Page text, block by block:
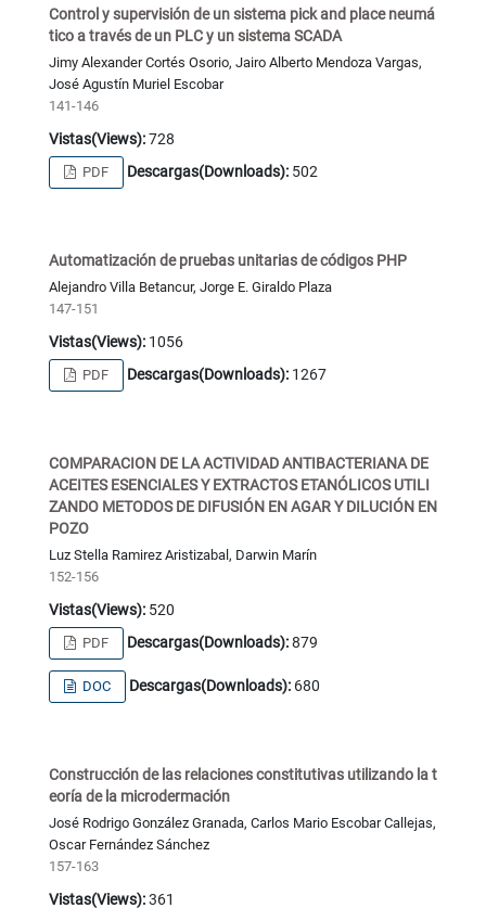
Control y supervisión de un sistema pick and place neumá
tico a través de un PLC y un sistema SCADA
Jimy Alexander Cortés Osorio, Jairo Alberto Mendoza Vargas,
José Agustín Muriel Escobar
141-146
Vistas(Views):728
PDF Descargas(Downloads): 502
Automatización de pruebas unitarias de códigos PHP
Alejandro Villa Betancur, Jorge E. Giraldo Plaza
147-151
Vistas(Views):1056
PDF Descargas(Downloads): 1267
COMPARACION DE LA ACTIVIDAD ANTIBACTERIANA DE
ACEITES ESENCIALES Y EXTRACTOS ETANÓLICOS UTILI
ZANDO METODOS DE DIFUSIÓN EN AGAR Y DILUCIÓN EN
POZO
Luz Stella Ramirez Aristizabal, Darwin Marín
152-156
Vistas(Views):520
PDF Descargas(Downloads):879
DOC Descargas(Downloads): 680
Construcción de las relaciones constitutivas utilizando la t
eoría de la microdermación
José Rodrigo González Granada, Carlos Mario Escobar Callejas,
Oscar Fernández Sánchez
157-163
Vistas(Views):361